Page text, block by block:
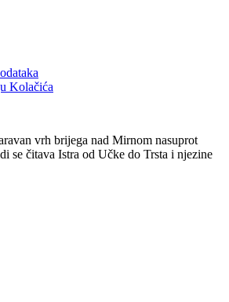
Kolačića
vrh brijega nad Mirnom nasuprot
se čitava Istra od Učke do Trsta i njezine